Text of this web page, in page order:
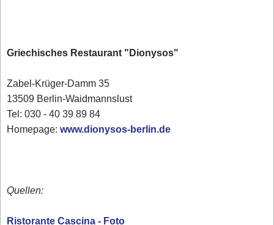
Griechisches Restaurant "Dionysos"
Zabel-Krüger-Damm 35
13509 Berlin-Waidmannslust
Tel: 030 - 40 39 89 84
Homepage:www.dionysos-berlin.de
Quellen:
Ristorante Cascina - Foto